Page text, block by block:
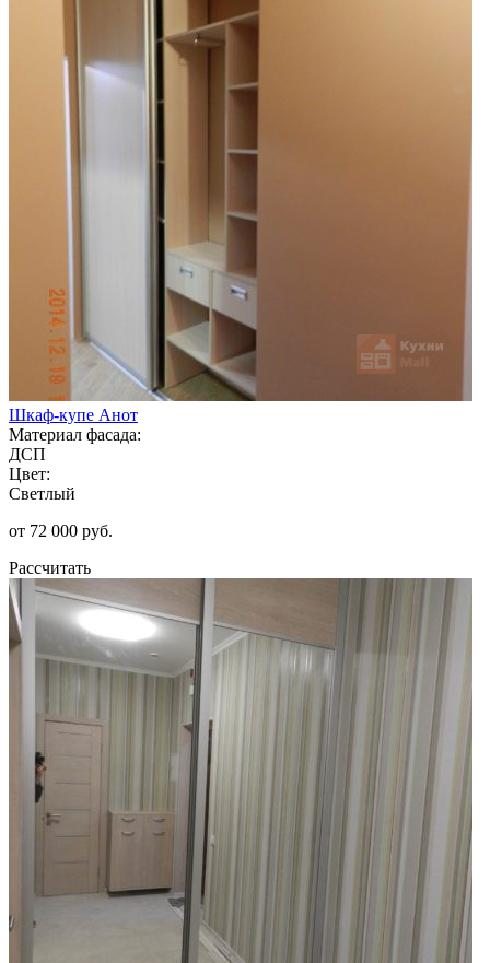
Шкаф-купе Анот
Материал фасада:
ДСП
Цвет:
Светлый
от 72 000 руб.
Рассчитать